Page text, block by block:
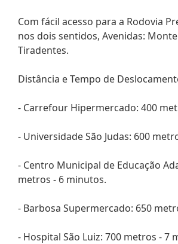
Com fácil acesso para a Rodovia
nos dois sentidos, Avenidas:
Tiradentes.
Distância e Tempo de
- Carrefour Hipermercado: 400
- Universidade São Judas: 600
- Centro Municipal de Educação
metros - 6 minutos.
- Barbosa Supermercado: 650
- Hospital São Luiz: 700 metros - 7